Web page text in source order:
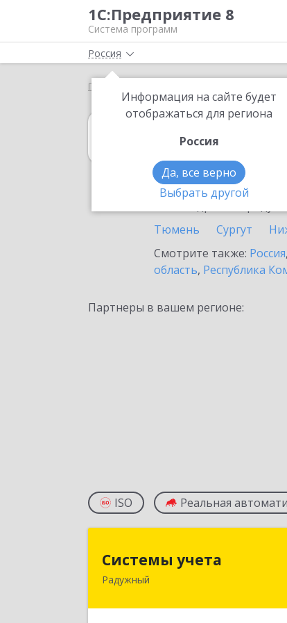
1С:Предприятие 8
Система программ
Россия
Информация на сайте будет
отображаться для региона
Россия
Да, все верно
Выбрать другой
Главная
в Радужном
Ознакомьтесь с
Тюмень
Сургут
Смотрите также: Россия,
область, Республика
Партнеры в вашем регионе:
ISO Реальная
Системы учета
Радужный